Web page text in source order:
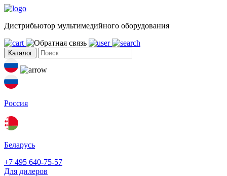
Дистрибьютор мультимедийного оборудования
Каталог
Россия
Беларусь
+7 495 640-75-57
Для дилеров